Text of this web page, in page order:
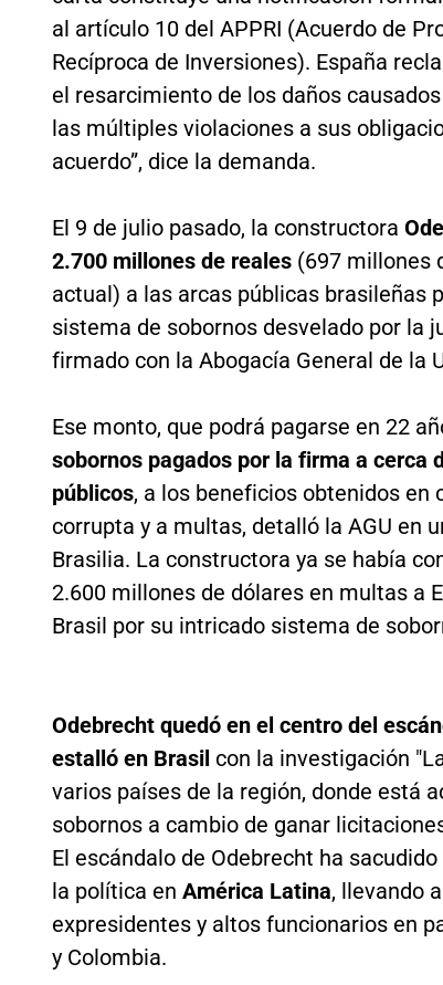
al artículo 10 del APPRI (Acuerdo de
Recíproca de Inversiones). España
el resarcimiento de los daños
las múltiples violaciones a sus
acuerdo”, dice la demanda.
El 9 de julio pasado, la constructora
2.700 millones de reales(697 millones
actual) a las arcas públicas brasileñas
sistema de sobornos desvelado por la
firmado con la Abogacía General de la
Ese monto, que podrá pagarse en 22
sobornos pagados por la firma a cerca
públicos, a los beneficios obtenidos en
corrupta y a multas, detalló la AGU en
Brasilia. La constructora ya se había
2.600 millones de dólares en multas a
Brasil por su intricado sistema de
Odebrecht quedó en el centro del
estalló en Brasil con la investigación
varios países de la región, donde está
sobornos a cambio de ganar
El escándalo de Odebrecht ha
la política en América Latina, llevando
expresidentes y altos funcionarios en
y Colombia.